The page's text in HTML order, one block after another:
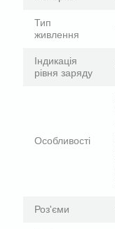
Тип
живлення
Індикація
рівня заряду
Особливості
Роз'єми